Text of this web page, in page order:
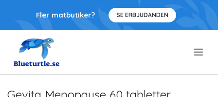
Fler matbutiker? SE ERBJUDANDEN